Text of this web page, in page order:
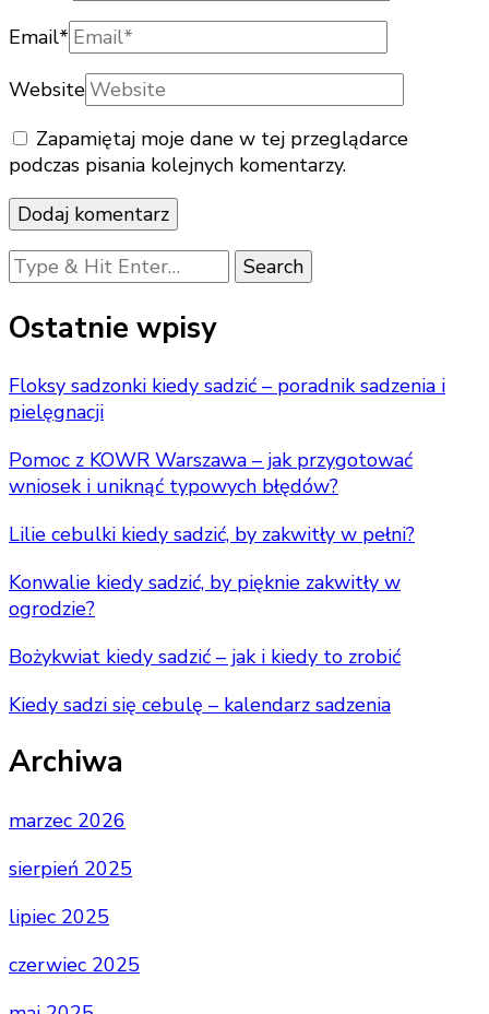
Email*
Website
Zapamiętaj moje dane w tej przeglądarce
podczas pisania kolejnych komentarzy.
Looking
for
Something?
Ostatnie wpisy
Floksy sadzonki kiedy sadzić – poradnik sadzenia i
pielęgnacji
Pomoc z KOWR Warszawa – jak przygotować
wniosek i uniknąć typowych błędów?
Lilie cebulki kiedy sadzić, by zakwitły w pełni?
Konwalie kiedy sadzić, by pięknie zakwitły w
ogrodzie?
Bożykwiat kiedy sadzić – jak i kiedy to zrobić
Kiedy sadzi się cebulę – kalendarz sadzenia
Archiwa
marzec 2026
sierpień 2025
lipiec 2025
czerwiec 2025